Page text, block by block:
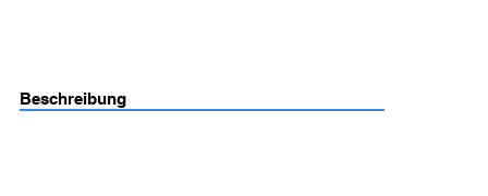
Beschreibung